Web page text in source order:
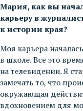
Мария, как вы
карьеру в
к истории края?
Моя карьера
в школе. Все это
на телевидении. Я
замечать то, что
окружающая
вдохновением для